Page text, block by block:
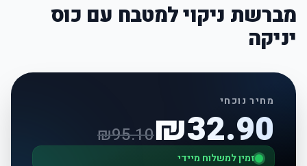
מברשת ניקוי למטבח עם כוס
יניקה
מחיר נוכחי
₪32.90
₪95.10
זמין למשלוח מיידי